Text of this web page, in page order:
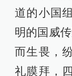
道的小国
明的国威
而生畏，
礼膜拜，